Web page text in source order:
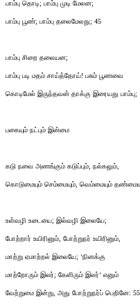
பாம்பு தொடி; பாம்பு முடி மேலன;
பாம்பு பூண்; பாம்பு தலைமேலது; 45
பாம்பு சிறை தலையன;
பாம்பு படி மதம் சாய்த்தோய்! பசும் பூணவை
கொடிமேல் இருந்தவன் தாக்கு இரையது பாம்பு;
பகையும் நட்பும் இன்மை
கடு நவை அணங்கும் கடுப்பும், நல்கலும்,
கொடுமையும் செம்மையும், வெம்மையும்
உள்வழி உடையை; இல்வழி இலையே;
போற்றார் உயிரினும், போற்றுநர் உயிரினும்,
மாற்று ஏமாற்றல் இலையே; ‘நினக்கு
மாற்றோரும் இலர்; கேளிரும் இலர்‘ எனும்
வேற்றுமை இன்று, அது போற்றுநர்ப் பெறினே: 55